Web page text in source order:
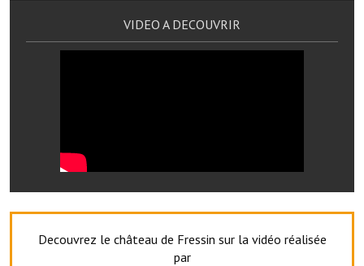
Commerces et professions libérales
Salle Georges Delépine
Maison des services et des associations fressinoises
VIDEO A DECOUVRIR
Decouvrez le château de Fressin sur la vidéo réalisée
par